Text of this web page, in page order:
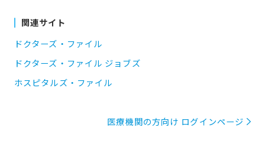
関連サイト
ドクターズ・ファイル
ドクターズ・ファイル ジョブズ
ホスピタルズ・ファイル
医療機関の方向け ログインページ